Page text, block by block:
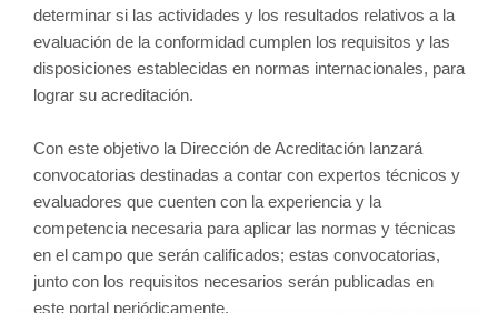
determinar si las actividades y los resultados relativos a la
evaluación de la conformidad cumplen los requisitos y las
disposiciones establecidas en normas internacionales, para
lograr su acreditación.
Con este objetivo la Dirección de Acreditación lanzará
convocatorias destinadas a contar con expertos técnicos y
evaluadores que cuenten con la experiencia y la
competencia necesaria para aplicar las normas y técnicas
en el campo que serán calificados; estas convocatorias,
junto con los requisitos necesarios serán publicadas en
este portal periódicamente.